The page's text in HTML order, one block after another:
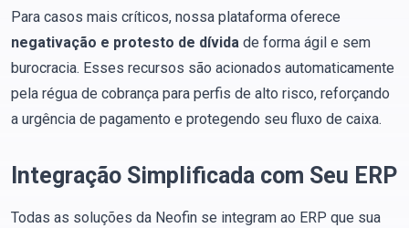
Para casos mais críticos, nossa plataforma oferece
negativação e protesto de dívida de forma ágil e sem
burocracia. Esses recursos são acionados automaticamente
pela régua de cobrança para perfis de alto risco, reforçando
a urgência de pagamento e protegendo seu fluxo de caixa.
Integração Simplificada com Seu ERP
Todas as soluções da Neofin se integram ao ERP que sua